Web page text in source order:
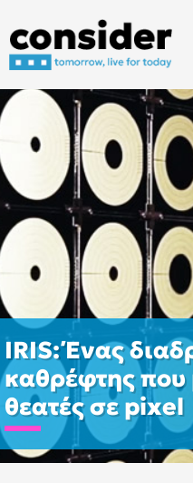
IRIS: Ένας
καθρέφτης που
θεατές σε pixel